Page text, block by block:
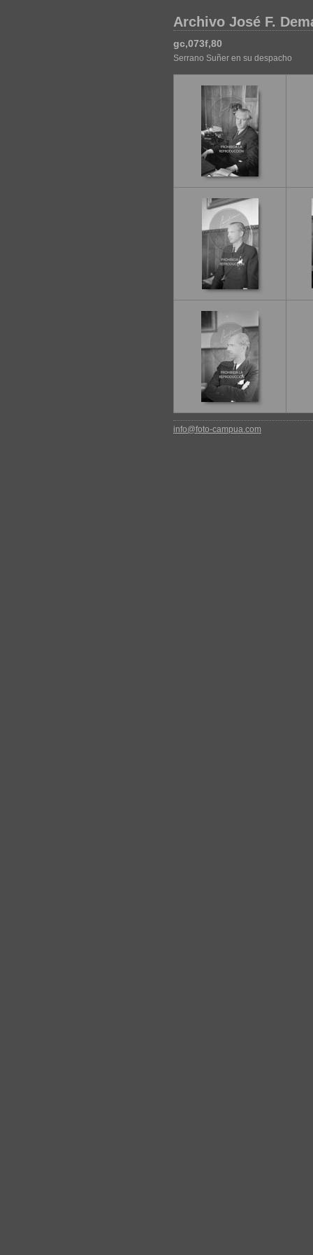
Archivo José F.
gc,073f,80
Serrano Suñer en su despacho
info@foto-campua.com